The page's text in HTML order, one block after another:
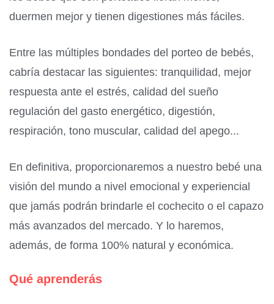
duermen mejor y tienen digestiones más fáciles.
Entre las múltiples bondades del porteo de bebés,
cabría destacar las siguientes: tranquilidad, mejor
respuesta ante el estrés, calidad del sueño
regulación del gasto energético, digestión,
respiración, tono muscular, calidad del apego...
En definitiva, proporcionaremos a nuestro bebé una
visión del mundo a nivel emocional y experiencial
que jamás podrán brindarle el cochecito o el capazo
más avanzados del mercado. Y lo haremos,
además, de forma 100% natural y económica.
Qué aprenderás